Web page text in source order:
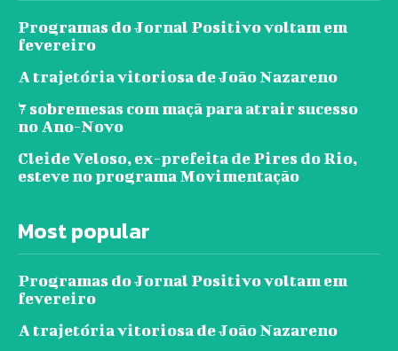
Programas do Jornal Positivo voltam em
fevereiro
A trajetória vitoriosa de João Nazareno
7 sobremesas com maçã para atrair sucesso
no Ano-Novo
Cleide Veloso, ex-prefeita de Pires do Rio,
esteve no programa Movimentação
Most popular
Programas do Jornal Positivo voltam em
fevereiro
A trajetória vitoriosa de João Nazareno